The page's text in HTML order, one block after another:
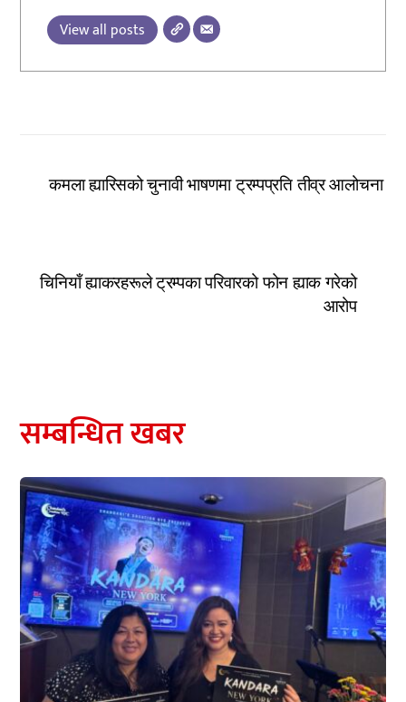
View all posts
कमला ह्यारिसको चुनावी भाषणमा ट्रम्पप्रति तीव्र आलोचना
चिनियाँ ह्याकरहरूले ट्रम्पका परिवारको फोन ह्याक गरेको
आरोप
सम्बन्धित खबर